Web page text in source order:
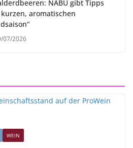
NABU gibt Tipps
aromatischen
07/2026
WEIN